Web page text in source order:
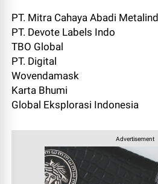
PT. Mitra Cahaya Abadi
PT. Devote Labels Indo
TBO Global
PT. Digital
Wovendamask
Karta Bhumi
Global Eksplorasi Indonesia
Advertisement